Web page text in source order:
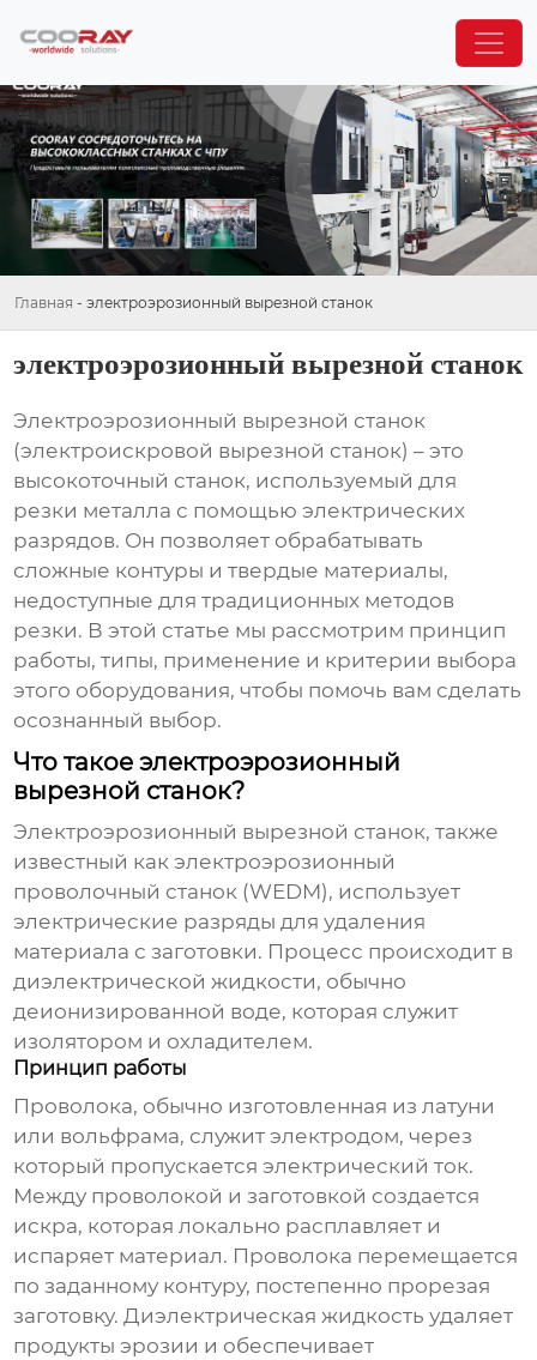
Главная - электроэрозионный вырезной станок
электроэрозионный вырезной станок
Электроэрозионный вырезной станок
(электроискровой вырезной станок) – это
высокоточный станок, используемый для
резки металла с помощью электрических
разрядов. Он позволяет обрабатывать
сложные контуры и твердые материалы,
недоступные для традиционных методов
резки. В этой статье мы рассмотрим принцип
работы, типы, применение и критерии выбора
этого оборудования, чтобы помочь вам сделать
осознанный выбор.
Что такое электроэрозионный
вырезной станок?
Электроэрозионный вырезной станок, также
известный как электроэрозионный
проволочный станок (WEDM), использует
электрические разряды для удаления
материала с заготовки. Процесс происходит в
диэлектрической жидкости, обычно
деионизированной воде, которая служит
изолятором и охладителем.
Принцип работы
Проволока, обычно изготовленная из латуни
или вольфрама, служит электродом, через
который пропускается электрический ток.
Между проволокой и заготовкой создается
искра, которая локально расплавляет и
испаряет материал. Проволока перемещается
по заданному контуру, постепенно прорезая
заготовку. Диэлектрическая жидкость удаляет
продукты эрозии и обеспечивает